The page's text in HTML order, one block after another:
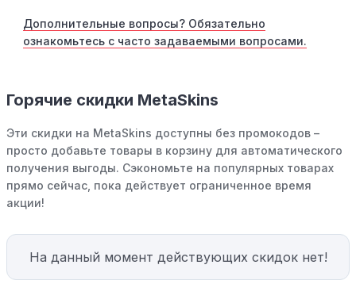
Дополнительные вопросы? Обязательно
ознакомьтесь с часто задаваемыми вопросами.
Горячие скидки MetaSkins
Эти скидки на MetaSkins доступны без промокодов –
просто добавьте товары в корзину для автоматического
получения выгоды. Сэкономьте на популярных товарах
прямо сейчас, пока действует ограниченное время
акции!
На данный момент действующих скидок нет!